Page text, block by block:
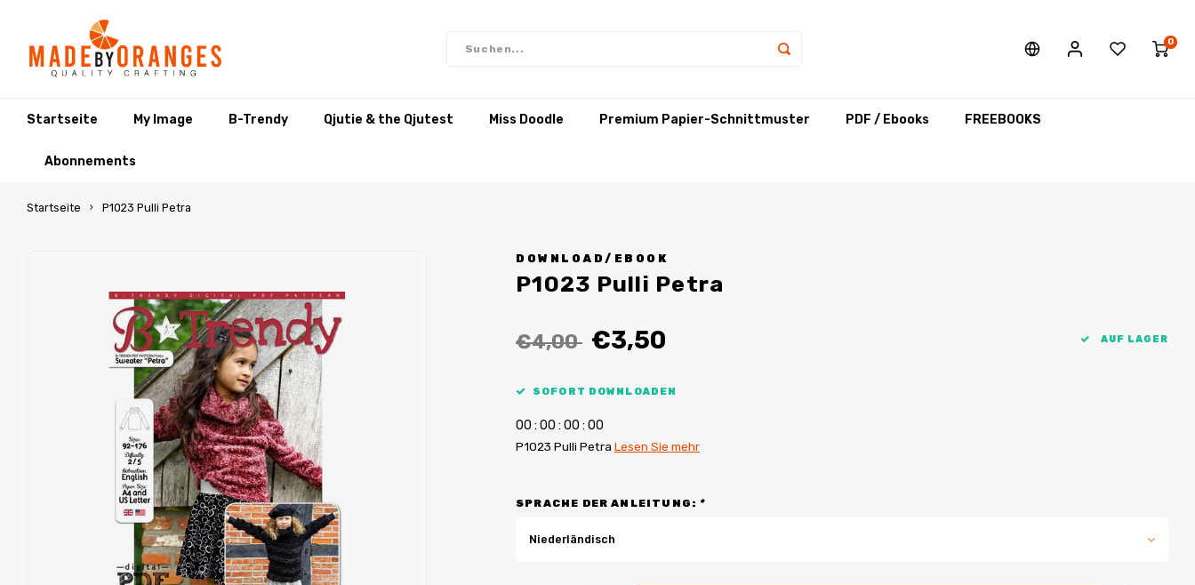
0
Startseite My Image B-Trendy Qjutie & the Qjutest Miss Doodle Premium Papier-Schnittmuster PDF / Ebooks FREEBOOKS
Abonnements
Startseite P1023 Pulli Petra
DOWNLOAD/EBOOK
P1023 Pulli Petra
€4,00 €3,50 AUF LAGER
SOFORT DOWNLOADEN
00 : 00 : 00 : 00
P1023 Pulli Petra Lesen Sie mehr
SPRACHE DER ANLEITUNG: *
Niederländisch